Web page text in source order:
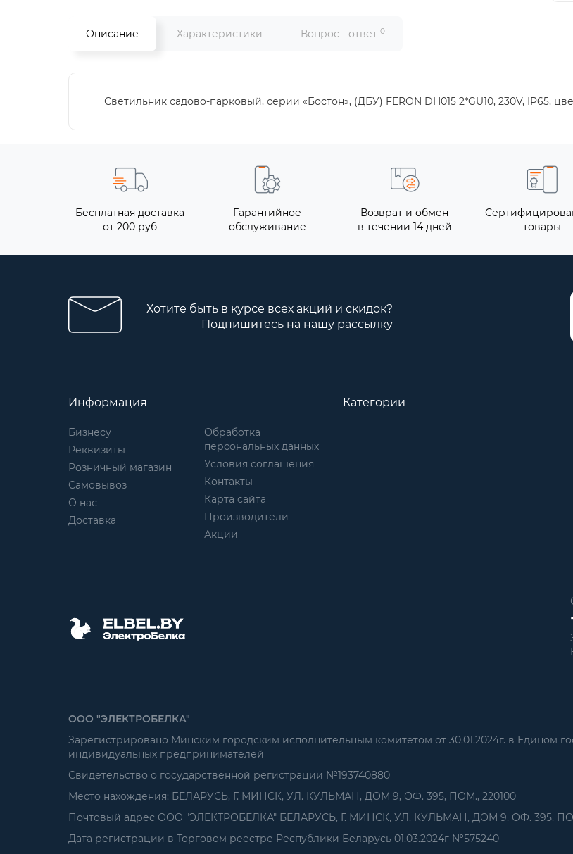
Описание Характеристики Вопрос - ответ 0
Светильник садово-парковый, серии «Бостон», (ДБУ) FERON DH015 2*GU10, 230V, IP65,
Бесплатная доставка
от 200 руб
Гарантийное
обслуживание
Возврат и обмен
в течении 14 дней
товары
Хотите быть в курсе всех акций и скидок?
Подпишитесь на нашу рассылку
Информация
Бизнесу
Реквизиты
Розничный магазин
Самовывоз
О нас
Доставка
Обработка
персональных данных
Условия соглашения
Контакты
Карта сайта
Производители
Акции
Категории
ООО "ЭЛЕКТРОБЕЛКА"
Зарегистрировано Минским городским исполнительным комитетом от 30.01.2024г. в Едином
индивидуальных предпринимателей
Свидетельство о государственной регистрации №193740880
Место нахождения: БЕЛАРУСЬ, Г. МИНСК, УЛ. КУЛЬМАН, ДОМ 9, ОФ. 395, ПОМ., 220100
Почтовый адрес ООО "ЭЛЕКТРОБЕЛКА" БЕЛАРУСЬ, Г. МИНСК, УЛ. КУЛЬМАН, ДОМ 9, ОФ. 395,
Дата регистрации в Торговом реестре Республики Беларусь 01.03.2024г №575240